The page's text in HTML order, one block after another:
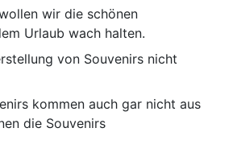
wir die schönen
Urlaub wach halten.
von Souvenirs nicht
kommen auch gar nicht aus
die Souvenirs